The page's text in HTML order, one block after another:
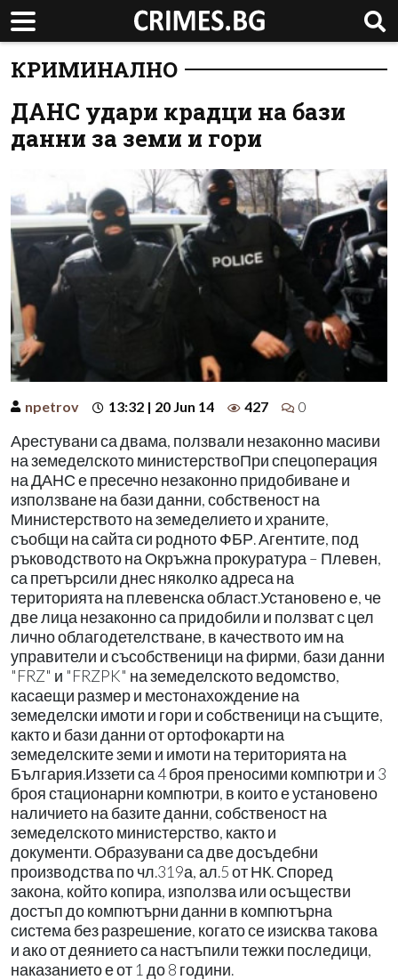
КРИМИНАЛНО
ДАНС удари крадци на бази
данни за земи и гори
npetrov 13:32 | 20 Jun 14 427 0
Арестувани са двама, ползвали незаконно масиви
на земеделското министерствоПри спецоперация
на ДАНС е пресечно незаконно придобиване и
използване на бази данни, собственост на
Министерството на земеделието и храните,
съобщи на сайта си родното ФБР. Агентите, под
ръководството на Окръжна прокуратура – Плевен,
са претърсили днес няколко адреса на
територията на плевенска област.Установено е, че
две лица незаконно са придобили и ползват с цел
лично облагодетелстване, в качеството им на
управители и съсобственици на фирми, бази данни
"FRZ" и "FRZPK" на земеделското ведомство,
касаещи размер и местонахождение на
земеделски имоти и гори и собственици на същите,
както и бази данни от ортофокарти на
земеделските земи и имоти на територията на
България.Иззети са 4 броя преносими компютри и 3
броя стационарни компютри, в които е установено
наличието на базите данни, собственост на
земеделското министерство, както и
документи. Образувани са две досъдебни
производства по чл.319а, ал.5 от НК. Според
закона, който копира, използва или осъществи
достъп до компютърни данни в компютърна
система без разрешение, когато се изисква такова
и ако от деянието са настъпили тежки последици,
наказанието е от 1 до 8 години.